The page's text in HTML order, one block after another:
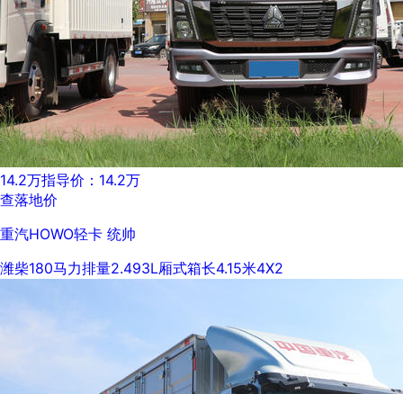
14.2万指导价：14.2万
查落地价
重汽HOWO轻卡 统帅
潍柴180马力排量2.493L厢式箱长4.15米4X2